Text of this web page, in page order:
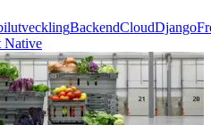
BackendCloudDjango
Native